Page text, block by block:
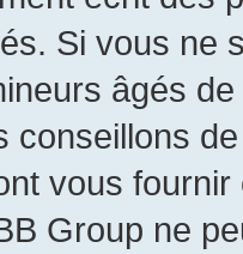
Si vous ne
âgés
conseillons
vous
Group ne